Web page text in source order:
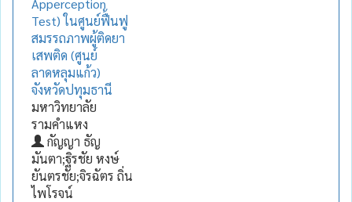
Test) ในศูนย์ฟื้นฟู
สมรรถภาพผู้ติดยา
เสพติด (ศูนย์
ลาดหลุมแก้ว)
จังหวัดปทุมธานี
มหาวิทยาลัย
รามคำแหง
กัญญา ธัญ
มันตา;ฐิรชัย หงษ์
ยันตรชัย;จิรฉัตร ถิ่น
ไพโรจน์